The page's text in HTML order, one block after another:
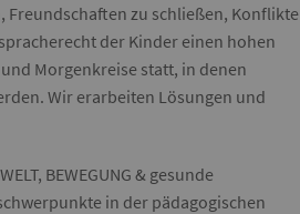
zu schließen, Konflikte
der Kinder einen hohen
Morgenkreise statt, in denen
Wir erarbeiten Lösungen und
BEWEGUNG & gesunde
in der pädagogischen